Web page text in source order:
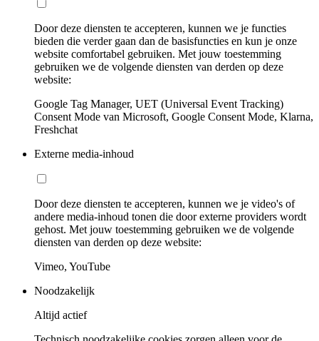
Door deze diensten te accepteren, kunnen we je functies
bieden die verder gaan dan de basisfuncties en kun je onze
website comfortabel gebruiken. Met jouw toestemming
gebruiken we de volgende diensten van derden op deze
website:
Google Tag Manager, UET (Universal Event Tracking)
Consent Mode van Microsoft, Google Consent Mode, Klarna,
Freshchat
Externe media-inhoud
Door deze diensten te accepteren, kunnen we je video's of
andere media-inhoud tonen die door externe providers wordt
gehost. Met jouw toestemming gebruiken we de volgende
diensten van derden op deze website:
Vimeo, YouTube
Noodzakelijk
Altijd actief